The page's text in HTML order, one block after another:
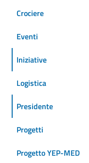
Crociere
Eventi
Iniziative
Logistica
Presidente
Progetti
Progetto YEP-MED